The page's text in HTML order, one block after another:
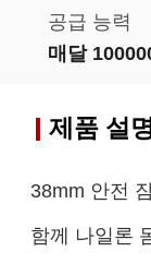
공급 능력
매달
제품 설
38mm 안전
함께 나일론